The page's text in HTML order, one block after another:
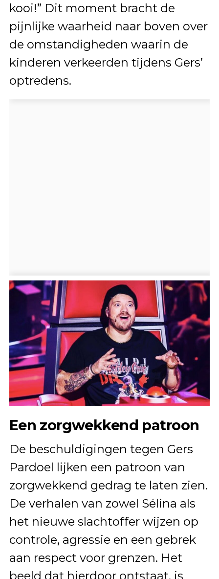
kooi!” Dit moment bracht de
pijnlijke waarheid naar boven over
de omstandigheden waarin de
kinderen verkeerden tijdens Gers’
optredens.
Een zorgwekkend patroon
De beschuldigingen tegen Gers
Pardoel lijken een patroon van
zorgwekkend gedrag te laten zien.
De verhalen van zowel Sélina als
het nieuwe slachtoffer wijzen op
controle, agressie en een gebrek
aan respect voor grenzen. Het
beeld dat hierdoor ontstaat, is